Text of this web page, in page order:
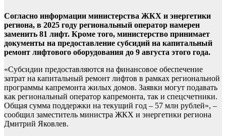
Согласно информации министерства ЖКХ и энергетики
региона, в 2025 году региональный оператор намерен
заменить 81 лифт. Кроме того, министерство принимает
документы на предоставление субсидий на капитальный
ремонт лифтового оборудования до 9 августа этого года.
«Субсидии предоставляются на финансовое обеспечение
затрат на капитальный ремонт лифтов в рамках региональной
программы капремонта жилых домов. Заявки могут подавать
как региональный оператор капремонта, так и спецсчетники.
Общая сумма поддержки на текущий год – 57 млн рублей», –
сообщил заместитель министра ЖКХ и энергетики региона
Дмитрий Яковлев.